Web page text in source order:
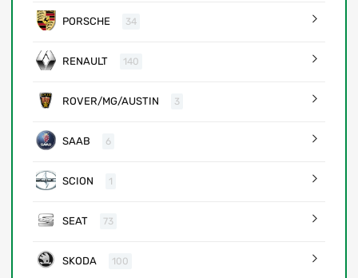
PORSCHE 34
RENAULT 140
ROVER/MG/AUSTIN 3
SAAB 6
SCION 1
SEAT 73
SKODA 100